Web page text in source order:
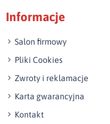
Wyślij opinię
Informacje
Salon firmowy
Pliki Cookies
Zwroty i reklamacje
Karta gwarancyjna
Kontakt